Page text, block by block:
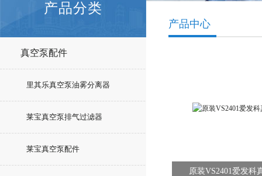
产品分类
真空泵配件
里其乐真空泵油雾分离器
莱宝真空泵排气过滤器
莱宝真空泵配件
产品中心
原装VS2401爱发科